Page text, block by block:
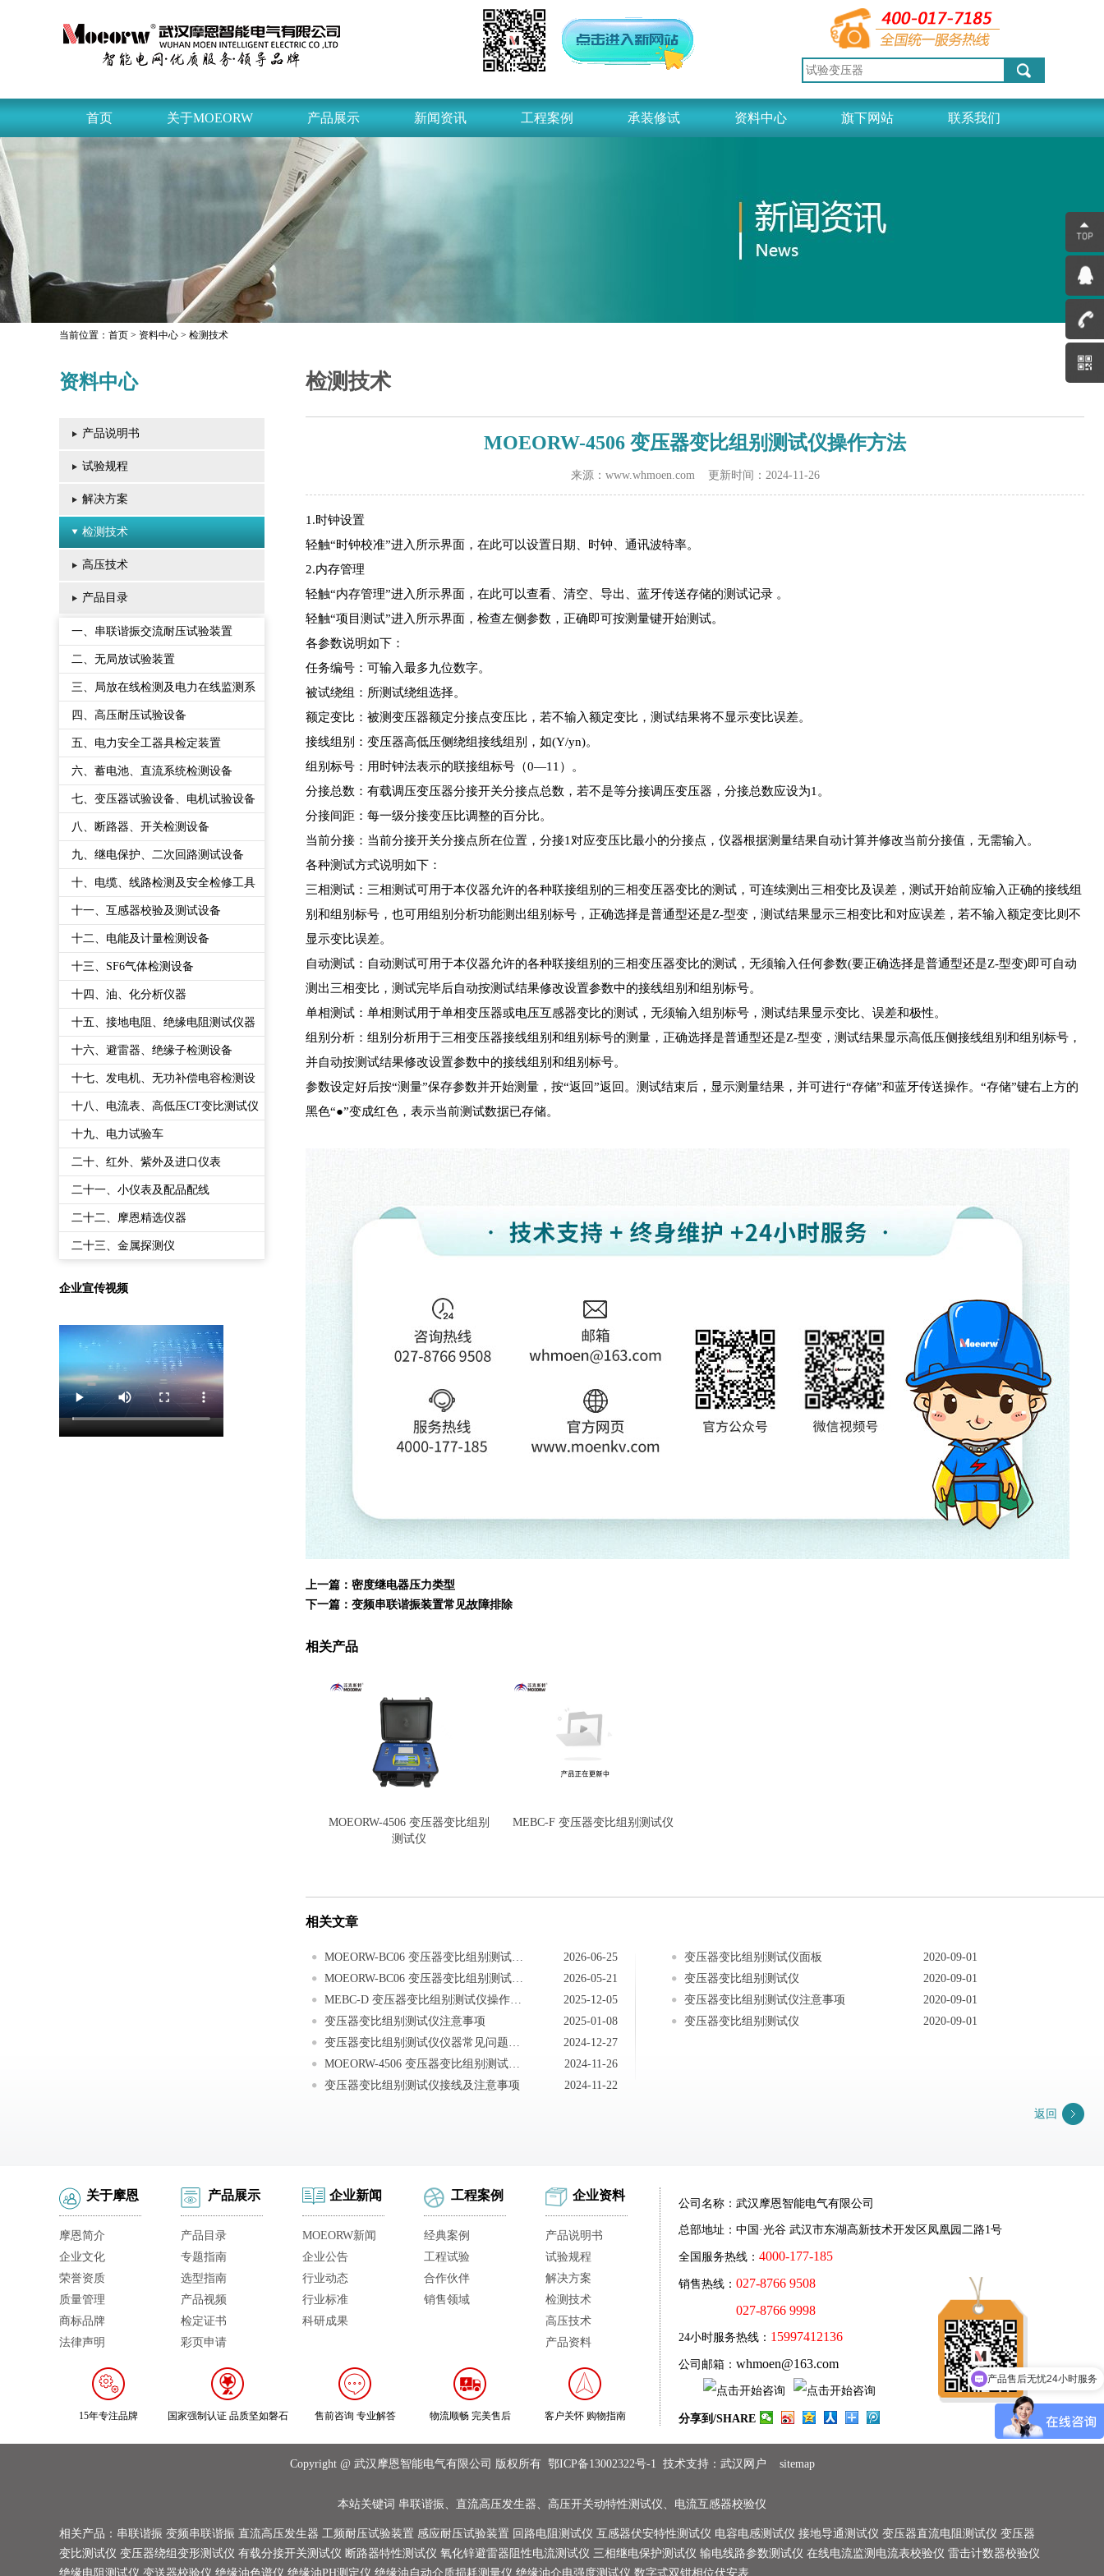
首页 关于MOEORW 产品展示 新闻资讯 工程案例 承装修试 资料中心 旗下网站 联系我们
当前位置： 首页 > 资料中心 > 检测技术
资料中心
产品说明书
试验规程
解决方案
检测技术
高压技术
产品目录
一、串联谐振交流耐压试验装置
二、无局放试验装置
三、局放在线检测及电力在线监测系
四、高压耐压试验设备
五、电力安全工器具检定装置
六、蓄电池、直流系统检测设备
七、变压器试验设备、电机试验设备
八、断路器、开关检测设备
九、继电保护、二次回路测试设备
十、电缆、线路检测及安全检修工具
十一、互感器校验及测试设备
十二、电能及计量检测设备
十三、SF6气体检测设备
十四、油、化分析仪器
十五、接地电阻、绝缘电阻测试仪器
十六、避雷器、绝缘子检测设备
十七、发电机、无功补偿电容检测设
十八、电流表、高低压CT变比测试仪
十九、电力试验车
二十、红外、紫外及进口仪表
二十一、小仪表及配品配线
二十二、摩恩精选仪器
二十三、金属探测仪
企业宣传视频
检测技术
MOEORW-4506 变压器变比组别测试仪操作方法
来源：www.whmoen.com 更新时间：2024-11-26
1.时钟设置
轻触“时钟校准”进入所示界面，在此可以设置日期、时钟、通讯波特率。
2.内存管理
轻触“内存管理”进入所示界面，在此可以查看、清空、导出、蓝牙传送存储的测试记录 。
轻触“项目测试”进入所示界面，检查左侧参数，正确即可按测量键开始测试。
各参数说明如下：
任务编号：可输入最多九位数字。
被试绕组：所测试绕组选择。
额定变比：被测变压器额定分接点变压比，若不输入额定变比，测试结果将不显示变比误差。
接线组别：变压器高低压侧绕组接线组别，如(Y/yn)。
组别标号：用时钟法表示的联接组标号（0—11）。
分接总数：有载调压变压器分接开关分接点总数，若不是等分接调压变压器，分接总数应设为1。
分接间距：每一级分接变压比调整的百分比。
当前分接：当前分接开关分接点所在位置，分接1对应变压比最小的分接点，仪器根据测量结果自动计算并修改当前分接值，无需输入。
各种测试方式说明如下：
三相测试：三相测试可用于本仪器允许的各种联接组别的三相变压器变比的测试，可连续测出三相变比及误差，测试开始前应输入正确的接线组
别和组别标号，也可用组别分析功能测出组别标号，正确选择是普通型还是Z-型变，测试结果显示三相变比和对应误差，若不输入额定变比则不
显示变比误差。
自动测试：自动测试可用于本仪器允许的各种联接组别的三相变压器变比的测试，无须输入任何参数(要正确选择是普通型还是Z-型变)即可自动
测出三相变比，测试完毕后自动按测试结果修改设置参数中的接线组别和组别标号。
单相测试：单相测试用于单相变压器或电压互感器变比的测试，无须输入组别标号，测试结果显示变比、误差和极性。
组别分析：组别分析用于三相变压器接线组别和组别标号的测量，正确选择是普通型还是Z-型变，测试结果显示高低压侧接线组别和组别标号，
并自动按测试结果修改设置参数中的接线组别和组别标号。
参数设定好后按“测量”保存参数并开始测量，按“返回”返回。测试结束后，显示测量结果，并可进行“存储”和蓝牙传送操作。“存储”键右上方的
黑色“●”变成红色，表示当前测试数据已存储。
上一篇： 密度继电器压力类型
下一篇： 变频串联谐振装置常见故障排除
相关产品
MOEORW-4506 变压器变比组别
测试仪
MEBC-F 变压器变比组别测试仪
相关文章
MOEORW-BC06 变压器变比组别测试仪仪器常见问题
2026-06-25
MOEORW-BC06 变压器变比组别测试仪注意事项
2026-05-21
MEBC-D 变压器变比组别测试仪操作注意事项
2025-12-05
变压器变比组别测试仪注意事项
2025-01-08
变压器变比组别测试仪仪器常见问题及检查方法
2024-12-27
MOEORW-4506 变压器变比组别测试仪操作方法
2024-11-26
变压器变比组别测试仪接线及注意事项
2024-11-22
变压器变比组别测试仪面板
2020-09-01
变压器变比组别测试仪
2020-09-01
变压器变比组别测试仪注意事项
2020-09-01
变压器变比组别测试仪
2020-09-01
返回
关于摩恩
摩恩简介
企业文化
荣誉资质
质量管理
商标品牌
法律声明
产品展示
产品目录
专题指南
选型指南
产品视频
检定证书
彩页申请
企业新闻
MOEORW新闻
企业公告
行业动态
行业标准
科研成果
工程案例
经典案例
工程试验
合作伙伴
销售领域
企业资料
产品说明书
试验规程
解决方案
检测技术
高压技术
产品资料
15年专注品牌 国家强制认证 品质坚如磐石 售前咨询 专业解答 物流顺畅 完美售后 客户关怀 购物指南
公司名称：武汉摩恩智能电气有限公司
总部地址：中国·光谷 武汉市东湖高新技术开发区凤凰园二路1号
全国服务热线： 4000-177-185
销售热线： 027-8766 9508
027-8766 9998
24小时服务热线： 15997412136
公司邮箱： whmoen@163.com
分享到/SHARE
Copyright @ 武汉摩恩智能电气有限公司 版权所有 鄂ICP备13002322号-1 技术支持： 武汉网户 sitemap
本站关键词 串联谐振、 直流高压发生器、 高压开关动特性测试仪、 电流互感器校验仪
相关产品： 串联谐振 变频串联谐振 直流高压发生器 工频耐压试验装置 感应耐压试验装置 回路电阻测试仪 互感器伏安特性测试仪 电容电感测试仪 接地导通测试仪 变压器直流电阻测试仪 变压器
变比测试仪 变压器绕组变形测试仪 有载分接开关测试仪 断路器特性测试仪 氧化锌避雷器阻性电流测试仪 三相继电保护测试仪 输电线路参数测试仪 在线电流监测电流表校验仪 雷击计数器校验仪
绝缘电阻测试仪 变送器校验仪 绝缘油色谱仪 绝缘油PH测定仪 绝缘油自动介质损耗测量仪 绝缘油介电强度测试仪 数字式双钳相位伏安表
需要帮您选型产品吗？
产品售后无忧24小时服务